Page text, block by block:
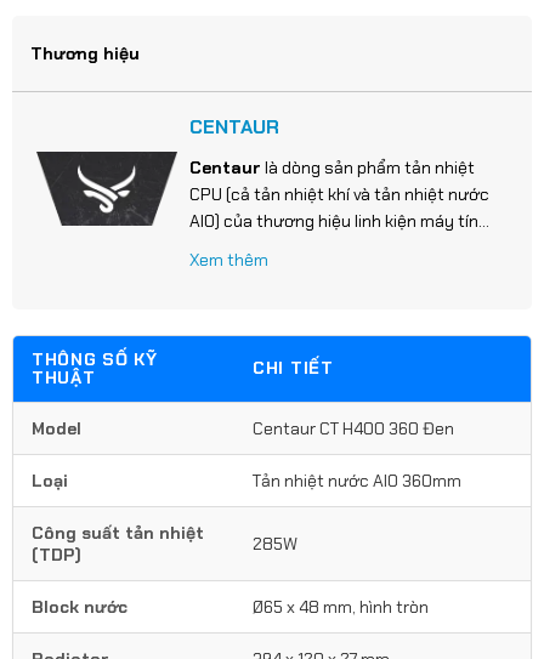
Thương hiệu
CENTAUR
Centaur là dòng sản phẩm tản nhiệt
CPU (cả tản nhiệt khí và tản nhiệt nước
AIO) của thương hiệu linh kiện máy tính
Xem thêm
THÔNG SỐ KỸ
THUẬT
CHI TIẾT
Model Centaur CT H400 360 Đen
Loại Tản nhiệt nước AIO 360mm
Công suất tản nhiệt
(TDP)
285W
Block nước Ø65 x 48 mm, hình tròn